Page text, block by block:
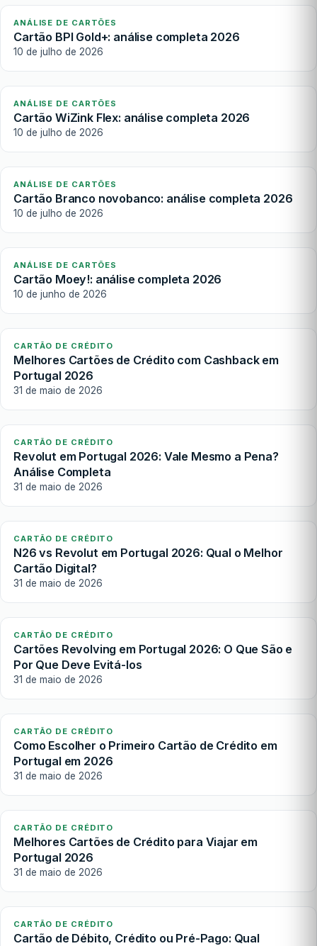
ANÁLISE DE CARTÕES
Cartão BPI Gold+: análise completa 2026
10 de julho de 2026
ANÁLISE DE CARTÕES
Cartão WiZink Flex: análise completa 2026
10 de julho de 2026
ANÁLISE DE CARTÕES
Cartão Branco novobanco: análise completa 2026
10 de julho de 2026
ANÁLISE DE CARTÕES
Cartão Moey!: análise completa 2026
10 de junho de 2026
CARTÃO DE CRÉDITO
Melhores Cartões de Crédito com Cashback em
Portugal 2026
31 de maio de 2026
CARTÃO DE CRÉDITO
Revolut em Portugal 2026: Vale Mesmo a Pena?
Análise Completa
31 de maio de 2026
CARTÃO DE CRÉDITO
N26 vs Revolut em Portugal 2026: Qual o Melhor
Cartão Digital?
31 de maio de 2026
CARTÃO DE CRÉDITO
Cartões Revolving em Portugal 2026: O Que São e
Por Que Deve Evitá-los
31 de maio de 2026
CARTÃO DE CRÉDITO
Como Escolher o Primeiro Cartão de Crédito em
Portugal em 2026
31 de maio de 2026
CARTÃO DE CRÉDITO
Melhores Cartões de Crédito para Viajar em
Portugal 2026
31 de maio de 2026
CARTÃO DE CRÉDITO
Cartão de Débito, Crédito ou Pré-Pago: Qual